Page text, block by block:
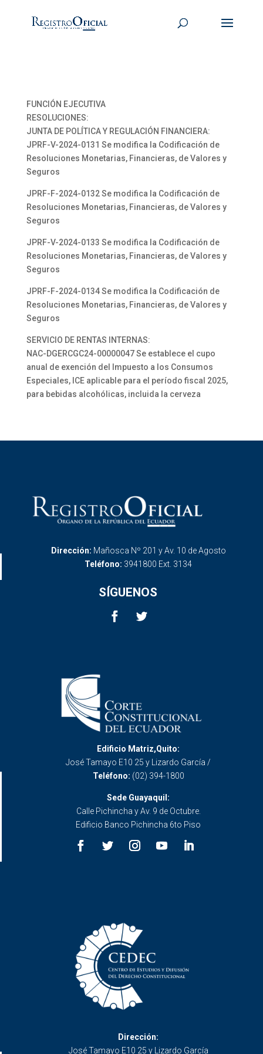
FUNCIÓN EJECUTIVA
RESOLUCIONES:
JUNTA DE POLÍTICA Y REGULACIÓN FINANCIERA:
JPRF-V-2024-0131 Se modifica la Codificación de
Resoluciones Monetarias, Financieras, de Valores y
Seguros
JPRF-F-2024-0132 Se modifica la Codificación de
Resoluciones Monetarias, Financieras, de Valores y
Seguros
JPRF-V-2024-0133 Se modifica la Codificación de
Resoluciones Monetarias, Financieras, de Valores y
Seguros
JPRF-F-2024-0134 Se modifica la Codificación de
Resoluciones Monetarias, Financieras, de Valores y
Seguros
SERVICIO DE RENTAS INTERNAS:
NAC-DGERCGC24-00000047 Se establece el cupo
anual de exención del Impuesto a los Consumos
Especiales, ICE aplicable para el período fiscal 2025,
para bebidas alcohólicas, incluida la cerveza
Dirección: Mañosca Nº 201 y Av. 10 de Agosto
Teléfono: 3941800 Ext. 3134
SÍGUENOS
Edificio Matriz,Quito:
José Tamayo E10 25 y Lizardo García /
Teléfono: (02) 394-1800
Sede Guayaquil:
Calle Pichincha y Av. 9 de Octubre.
Edificio Banco Pichincha 6to Piso
Dirección:
José Tamayo E10 25 y Lizardo García